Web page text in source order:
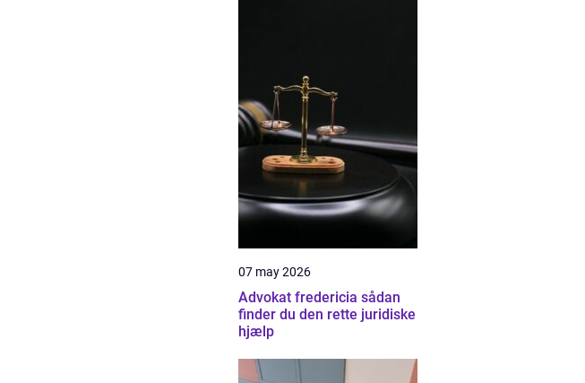
07 may 2026
Advokat fredericia sådan
finder du den rette juridiske
hjælp